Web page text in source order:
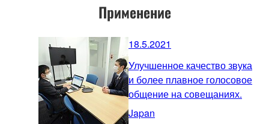
Применение
18.5.2021
Улучшенное качество звука
и более плавное голосовое
общение на совещаниях.
Japan